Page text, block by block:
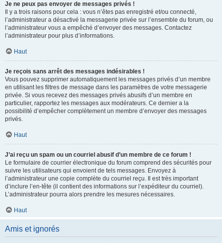
Je ne peux pas envoyer de messages privés !
Il y a trois raisons pour cela : vous n’êtes pas enregistré et/ou connecté,
l’administrateur a désactivé la messagerie privée sur l’ensemble du forum, ou
l’administrateur vous a empêché d’envoyer des messages. Contactez
l’administrateur pour plus d’informations.
Haut
Je reçois sans arrêt des messages indésirables !
Vous pouvez supprimer automatiquement les messages privés d’un membre
en utilisant les filtres de message dans les paramètres de votre messagerie
privée. Si vous recevez des messages privés abusifs d’un membre en
particulier, rapportez les messages aux modérateurs. Ce dernier a la
possibilité d’empêcher complètement un membre d’envoyer des messages
privés.
Haut
J’ai reçu un spam ou un courriel abusif d’un membre de ce forum !
Le formulaire de courrier électronique du forum comprend des sécurités pour
suivre les utilisateurs qui envoient de tels messages. Envoyez à
l’administrateur une copie complète du courriel reçu. Il est très important
d’inclure l’en-tête (il contient des informations sur l’expéditeur du courriel).
L’administrateur pourra alors prendre les mesures nécessaires.
Haut
Amis et ignorés